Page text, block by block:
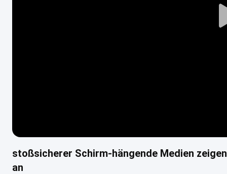
stoßsicherer Schirm-hängende Medien
an